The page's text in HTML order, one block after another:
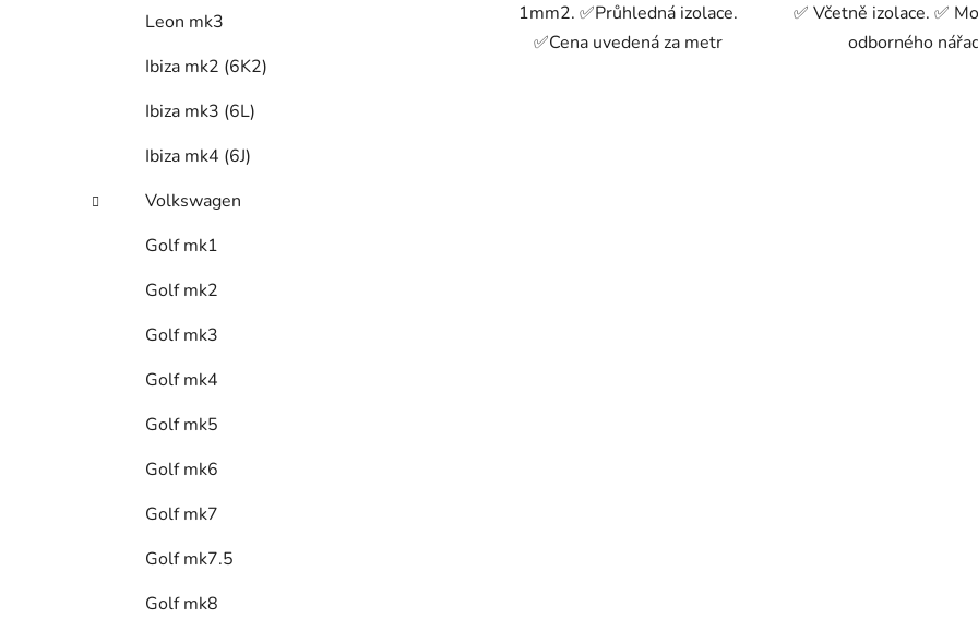
Leon mk3
Ibiza mk2 (6K2)
Ibiza mk3 (6L)
Ibiza mk4 (6J)
Volkswagen
Golf mk1
Golf mk2
Golf mk3
Golf mk4
Golf mk5
Golf mk6
Golf mk7
Golf mk7.5
Golf mk8
1mm2. ✅Průhledná izolace.
✅Cena uvedená za metr
✅ Včetně izolace. ✅
odborného